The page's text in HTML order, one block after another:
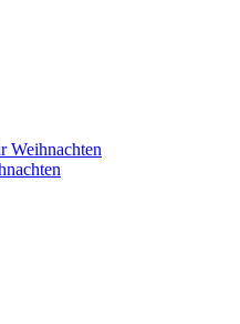
Weihnachten